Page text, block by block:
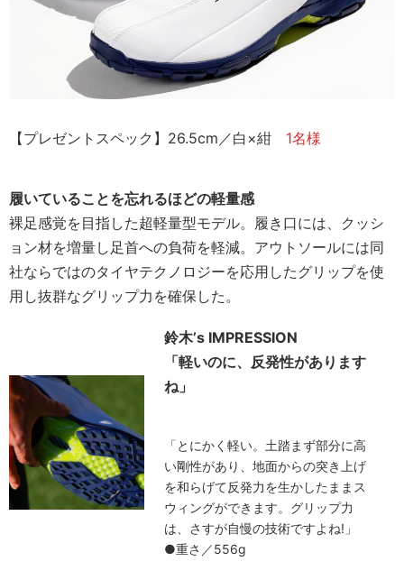
【プレゼントスペック】26.5cm／白×紺 1名様
履いていることを忘れるほどの軽量感
裸足感覚を目指した超軽量型モデル。履き口には、クッシ
ョン材を増量し足首への負荷を軽減。アウトソールには同
社ならではのタイヤテクノロジーを応用したグリップを使
用し抜群なグリップ力を確保した。
鈴木’s IMPRESSION
「軽いのに、反発性があります
ね」
「とにかく軽い。土踏まず部分に高
い剛性があり、地面からの突き上げ
を和らげて反発力を生かしたままス
ウィングができます。グリップ力
は、さすが自慢の技術ですよね!」
●重さ／556g